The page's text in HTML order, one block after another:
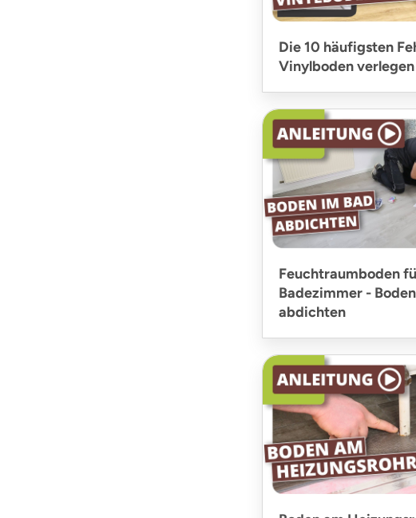
Die 10 häufigsten
Vinylboden
Feuchtraumboden
Badezimmer -
abdichten